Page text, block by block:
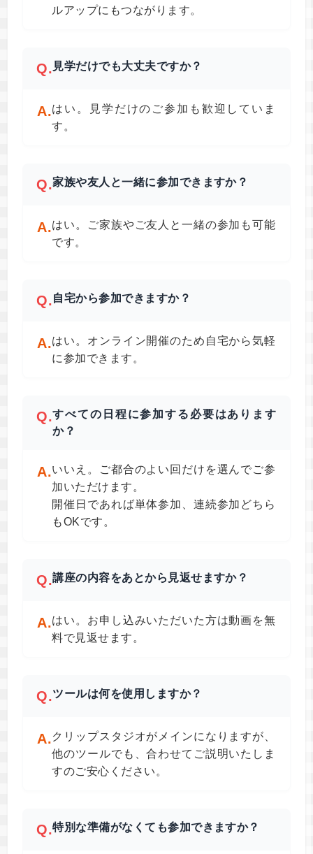
ルアップにもつながります。
Q.見学だけでも大丈夫ですか？
A.はい。見学だけのご参加も歓迎していま
す。
Q.家族や友人と一緒に参加できますか？
A.はい。ご家族やご友人と一緒の参加も可能
です。
Q.自宅から参加できますか？
A.はい。オンライン開催のため自宅から気軽
に参加できます。
Q.すべての日程に参加する必要はあります
か？
A.いいえ。ご都合のよい回だけを選んでご参
加いただけます。
開催日であれば単体参加、連続参加どちら
もOKです。
Q.講座の内容をあとから見返せますか？
A.はい。お申し込みいただいた方は動画を無
料で見返せます。
Q.ツールは何を使用しますか？
A.クリップスタジオがメインになりますが、
他のツールでも、合わせてご説明いたしま
すのご安心ください。
Q.特別な準備がなくても参加できますか？